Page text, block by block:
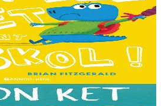
skol !
Logodennig ha Dinosaorig. Ne fell
! Pa grogo ar c'hentelioù avat e vo ur